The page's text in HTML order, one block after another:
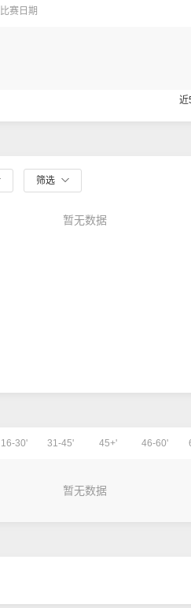
比赛日期
近
筛选
暂无数据
16-30' 31-45' 45+' 46-60'
暂无数据